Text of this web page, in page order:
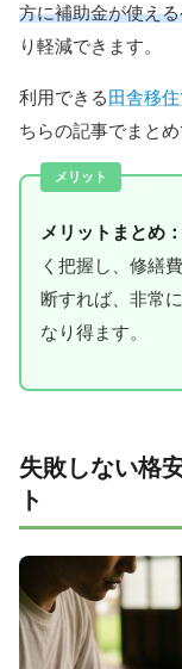
方に補助金が使え
り軽減できます。
利用できる田舎移
ちらの記事でまとめ
メリットまとめ：
く把握し、修繕
断すれば、非常
なり得ます。
失敗しない格
ト